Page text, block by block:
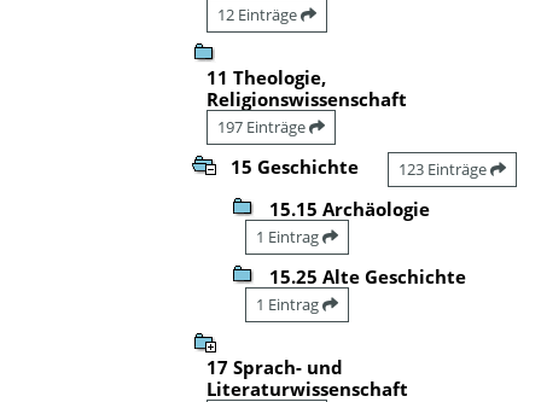
12 Einträge
11 Theologie,
Religionswissenschaft
197 Einträge
15 Geschichte 123 Einträge
15.15 Archäologie
1 Eintrag
15.25 Alte Geschichte
1 Eintrag
17 Sprach- und
Literaturwissenschaft